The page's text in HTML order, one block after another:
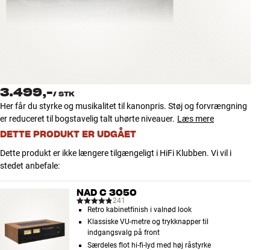
NYHEDER
TILBUD
Find Butik
3.499,-/ STK
Her får du styrke og musikalitet til kanonpris. Støj og forvrængning
er reduceret til bogstavelig talt uhørte niveauer. Læs mere
DETTE PRODUKT ER UDGÅET
Dette produkt er ikke længere tilgængeligt i HiFi Klubben. Vi vil i
stedet anbefale:
NAD C 3050
241
Retro kabinetfinish i valnød look
Klassiske VU-metre og trykknapper til
indgangsvalg på front
Særdeles flot hi-fi-lyd med høj råstyrke